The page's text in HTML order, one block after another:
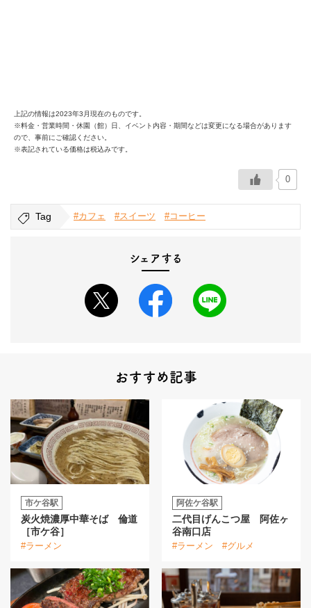
上記の情報は2023年3月現在のものです。
※料金・営業時間・休園（館）日、イベント内容・期間などは変更になる場合があります
ので、事前にご確認ください。
※表記されている価格は税込みです。
0
Tag #カフェ #スイーツ #コーヒー
シェアする
おすすめ記事
市ケ谷駅
炭火焼濃厚中華そば 倫道
［市ケ谷］
#ラーメン
阿佐ケ谷駅
二代目げんこつ屋 阿佐ヶ
谷南口店
#ラーメン #グルメ